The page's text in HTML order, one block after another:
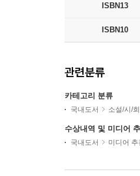
ISBN13
ISBN10
관련분류
카테고리 분류
국내도서 소설/시/
수상내역 및 미디어
국내도서 미디어 추